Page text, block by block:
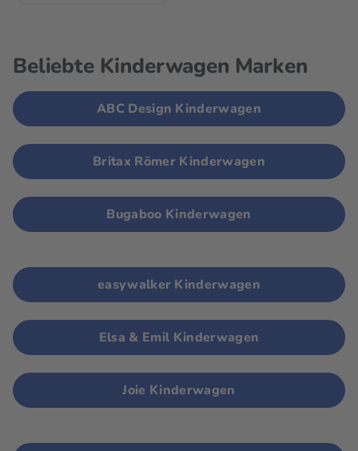
Beliebte Kinderwagen Marken
ABC Design Kinderwagen
Britax Römer Kinderwagen
Bugaboo Kinderwagen
easywalker Kinderwagen
Elsa & Emil Kinderwagen
Joie Kinderwagen